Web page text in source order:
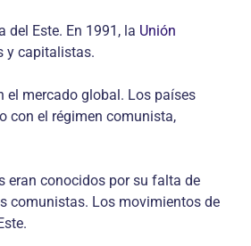
Este. En 1991, la Unión
y capitalistas.
el mercado global. Los países
con el régimen comunista,
eran conocidos por su falta de
comunistas. Los movimientos de